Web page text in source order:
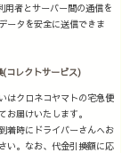
用者とサーバー間の通信を
ータを安全に送信できま
(コレクトサービス)
はクロネコヤマトの宅急便
お届けいたします。
着時にドライバーさんへお
い。なお、代金引換額に応